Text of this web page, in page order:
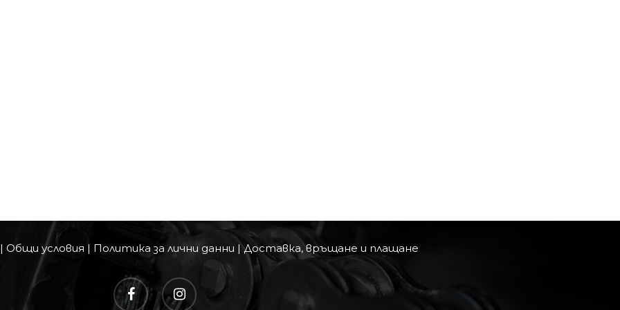
| Общи условия | Политика за лични данни |Доставка, връщане и плащане
facebook instagram